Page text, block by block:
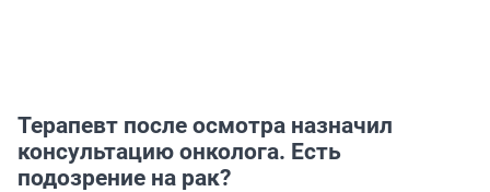
Терапевт после осмотра назначил
консультацию онколога. Есть
подозрение на рак?